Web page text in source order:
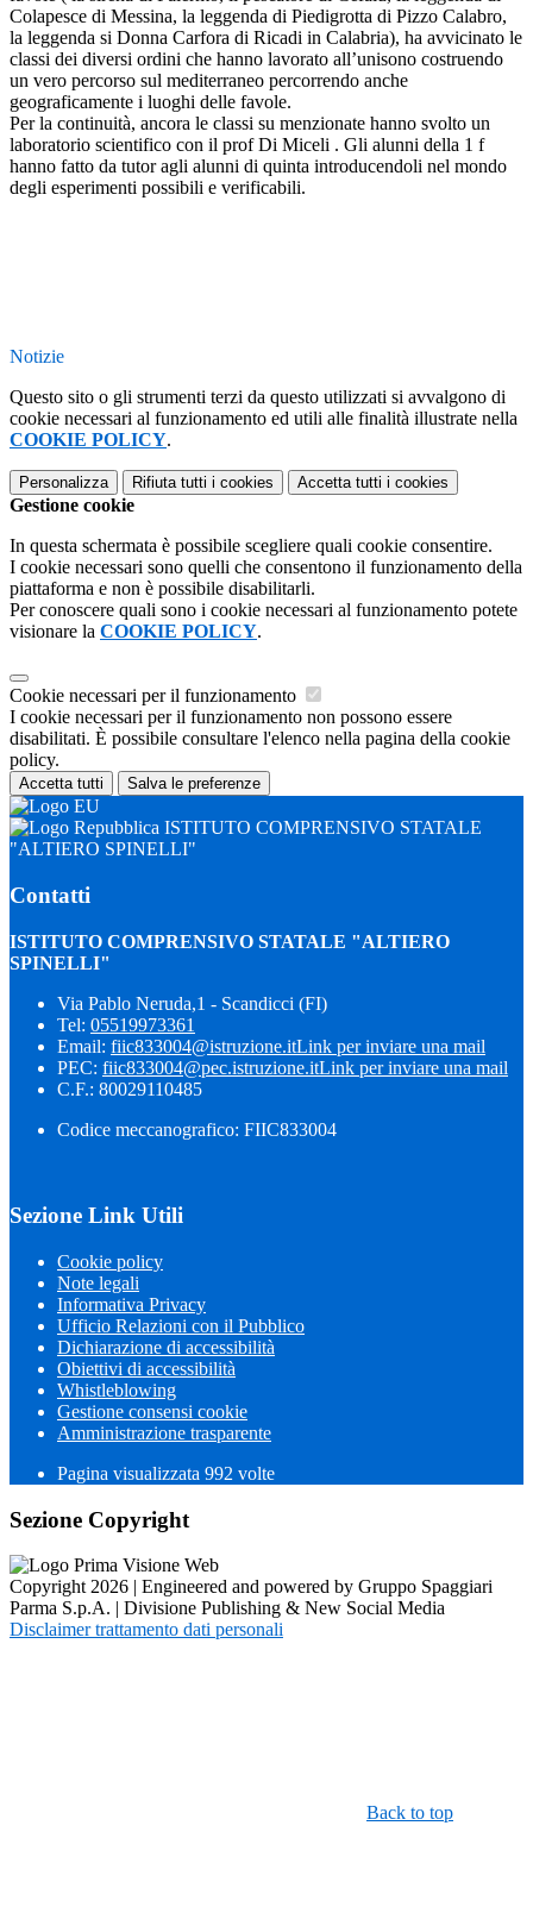
Colapesce di Messina, la leggenda di Piedigrotta di Pizzo Calabro,
la leggenda si Donna Carfora di Ricadi in Calabria), ha avvicinato le
classi dei diversi ordini che hanno lavorato all’unisono costruendo
un vero percorso sul mediterraneo percorrendo anche
geograficamente i luoghi delle favole.
Per la continuità, ancora le classi su menzionate hanno svolto un
laboratorio scientifico con il prof Di Miceli . Gli alunni della 1 f
hanno fatto da tutor agli alunni di quinta introducendoli nel mondo
degli esperimenti possibili e verificabili.
Notizie
Questo sito o gli strumenti terzi da questo utilizzati si avvalgono di
cookie necessari al funzionamento ed utili alle finalità illustrate nella
COOKIE POLICY.
Personalizza Rifiuta tutti i cookies Accetta tutti i cookies
Gestione cookie
In questa schermata è possibile scegliere quali cookie consentire.
I cookie necessari sono quelli che consentono il funzionamento della
piattaforma e non è possibile disabilitarli.
Per conoscere quali sono i cookie necessari al funzionamento potete
visionare la COOKIE POLICY.
Cookie necessari per il funzionamento
I cookie necessari per il funzionamento non possono essere
disabilitati. È possibile consultare l'elenco nella pagina della cookie
policy.
Accetta tutti Salva le preferenze
ISTITUTO COMPRENSIVO STATALE
"ALTIERO SPINELLI"
Contatti
ISTITUTO COMPRENSIVO STATALE "ALTIERO
SPINELLI"
Via Pablo Neruda,1 - Scandicci (FI)
Tel: 05519973361
Email: fiic833004@istruzione.itLink per inviare una mail
PEC: fiic833004@pec.istruzione.itLink per inviare una mail
C.F.: 80029110485
Codice meccanografico: FIIC833004
Sezione Link Utili
Cookie policy
Note legali
Informativa Privacy
Ufficio Relazioni con il Pubblico
Dichiarazione di accessibilità
Obiettivi di accessibilità
Whistleblowing
Gestione consensi cookie
Amministrazione trasparente
Pagina visualizzata 992 volte
Sezione Copyright
Copyright 2026 | Engineered and powered by Gruppo Spaggiari
Parma S.p.A. | Divisione Publishing & New Social Media
Disclaimer trattamento dati personali
Back to top